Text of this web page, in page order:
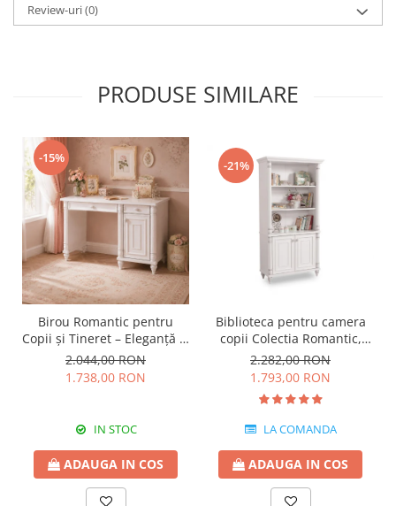
Review-uri(0)
PRODUSE SIMILARE
-15%
Birou Romantic pentru
Copii și Tineret – Eleganță și
Funcționalitate, 117x62x75
cm
2.044,00 RON
1.738,00 RON
IN STOC
ADAUGA IN COS
-21%
Biblioteca pentru camera
copii Colectia Romantic,
96x42x186 cm
2.282,00 RON
1.793,00 RON
LA COMANDA
ADAUGA IN COS